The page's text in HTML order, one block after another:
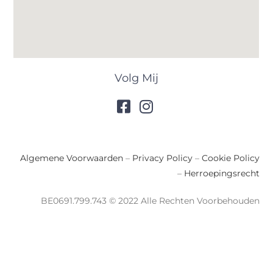
Volg Mij
Algemene Voorwaarden– Privacy Policy– Cookie Policy
– Herroepingsrecht
BE0691.799.743 © 2022 Alle Rechten Voorbehouden